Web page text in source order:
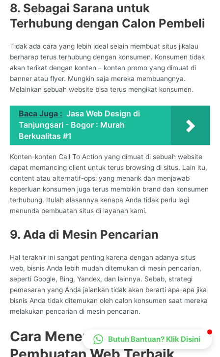
8. Sebagai Sarana untuk
Terhubung dengan Calon Pembeli
Tidak ada cara yang lebih ideal selain membuat situs jikalau
berharap terus terhubung dengan konsumen. Konsumen tidak
akan terikat dengan konten – konten promo yang dimuat di
banner atau flyer. Mungkin saja mereka membuangnya.
Melainkan sebuah website bisa terus mengikat konsumen.
Baca Juga : Jasa Web Design di
Tanjungsari - Bogor : Murah
Berkualitas #1
Konten-konten Call To Action yang dimuat di sebuah website
dapat memancing client untuk terus browsing di situs. Lain itu,
content atau alternatif-opsi yang menarik dan menjawab
keperluan konsumen juga terus membikin brand dan konsumen
terhubung. Itulah alasannya kenapa Anda tidak perlu lagi
menunda pembuatan situs di layanan kami.
9. Ada di Mesin Pencarian
Hal terakhir ini sangat penting karena dengan adanya situs
web, bisnis Anda lebih mudah ditemukan di mesin pencarian,
seperti Google, Bing, Yandex, dan lainnya. Sebab, strategi
pemasaran yang Anda jalankan tidak akan berarti apa-apa jika
bisnis Anda tidak ditemukan oleh calon konsumen saat mereka
melakukan pencarian di mesin pencarian.
Cara Menentukan Jasa
CS Lenteraweb
Online
Butuh Bantuan? Klik Disini